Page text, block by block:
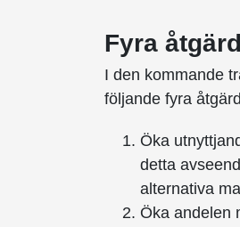
Fyra
I den kommande
följande fyra
Öka
detta
alternativa
Öka andelen